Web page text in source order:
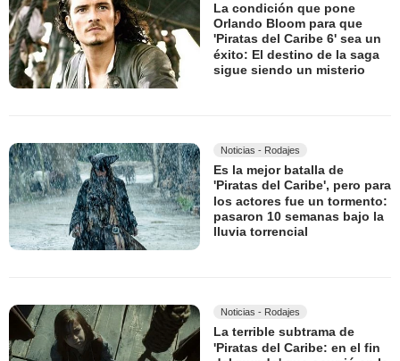
La condición que pone
Orlando Bloom para que
'Piratas del Caribe 6' sea un
éxito: El destino de la saga
sigue siendo un misterio
Noticias - Rodajes
Es la mejor batalla de
'Piratas del Caribe', pero para
los actores fue un tormento:
pasaron 10 semanas bajo la
lluvia torrencial
Noticias - Rodajes
La terrible subtrama de
'Piratas del Caribe: en el fin